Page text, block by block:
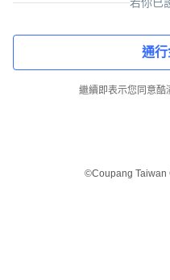
通行
繼續即表示您同意酷
©Coupang Taiwan